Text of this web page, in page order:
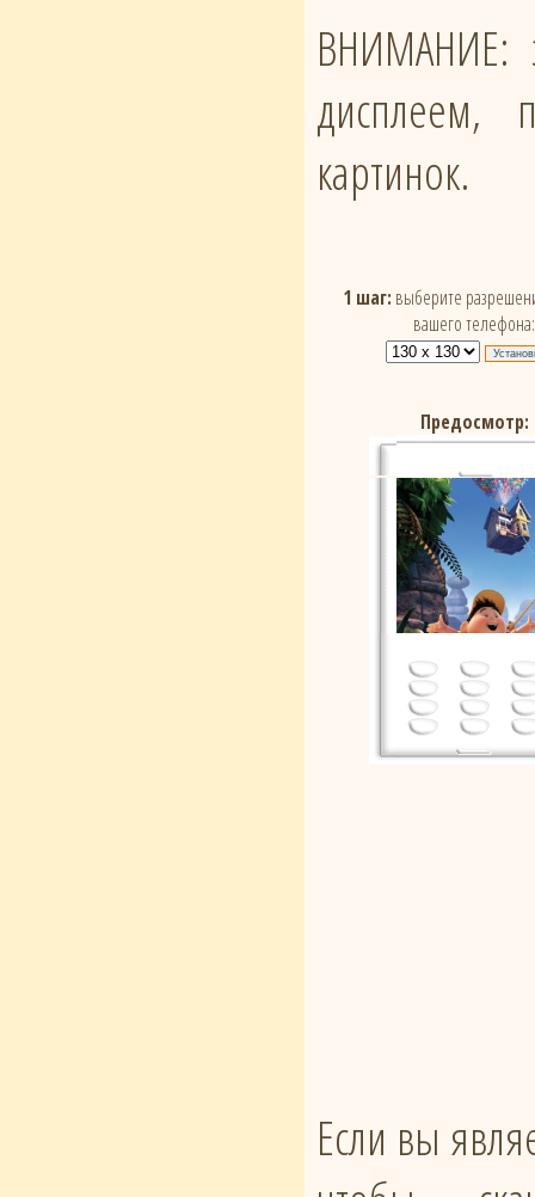
ВНИМАНИЕ:
дисплеем,
картинок.
1 шаг: выберите
вашего телефона:
Предосмотр:
Если вы